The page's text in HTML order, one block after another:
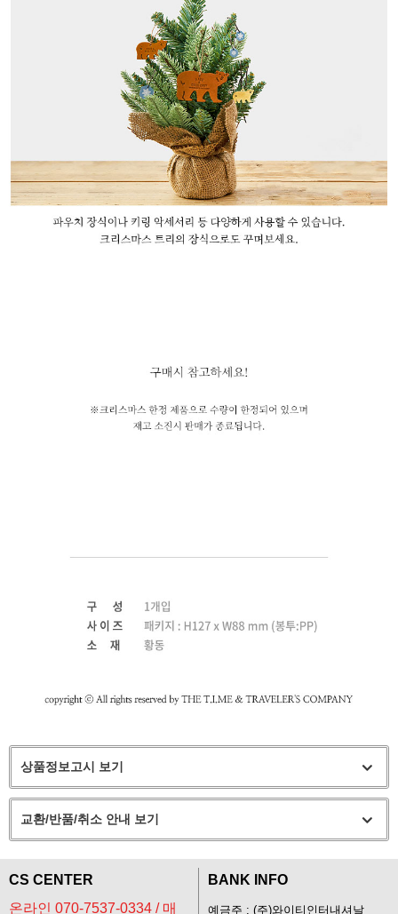
상품정보고시 보기
교환/반품/취소 안내 보기
CS CENTER
온라인 070-7537-0334 / 매
BANK INFO
예금주 : (주)와이티인터내셔날